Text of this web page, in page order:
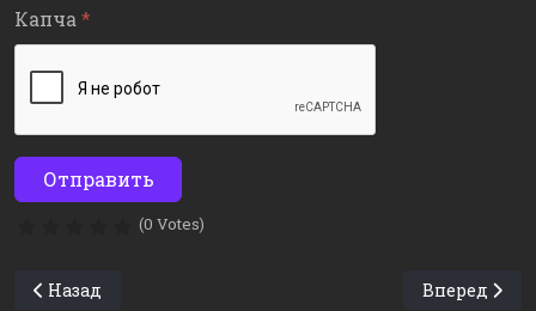
Капча*
Отправить
(0 Votes)
Предыдущий: Правильное переключение скоростей
Назад Следующий:
Вперед